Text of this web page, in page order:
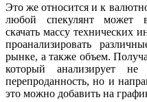
Это же относится и к
любой спекулянт может
скачать массу технических
проанализировать
рынке, а также объем.
который анализирует не
перепроданность, но и
это можно добавить на